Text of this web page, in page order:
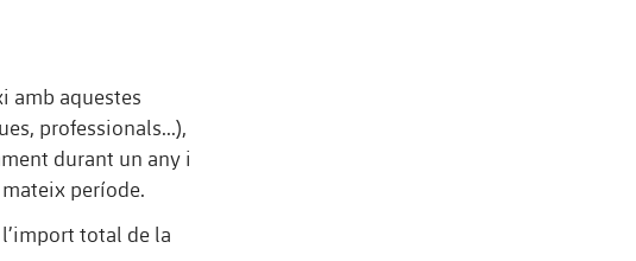
amb aquestes
professionals...),
durant un any i
període.
total de la